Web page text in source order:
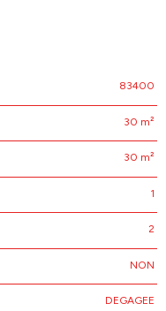
83400
30 m²
30 m²
1
2
NON
DEGAGEE